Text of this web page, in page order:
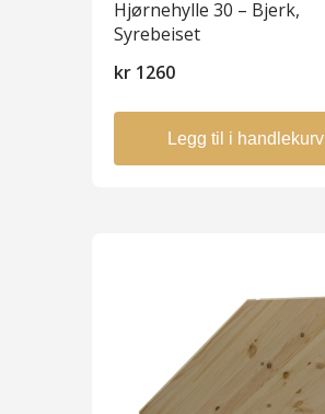
Hjørnehylle 30 – Bjerk,
Syrebeiset
kr 1260
Legg til i handlekurv